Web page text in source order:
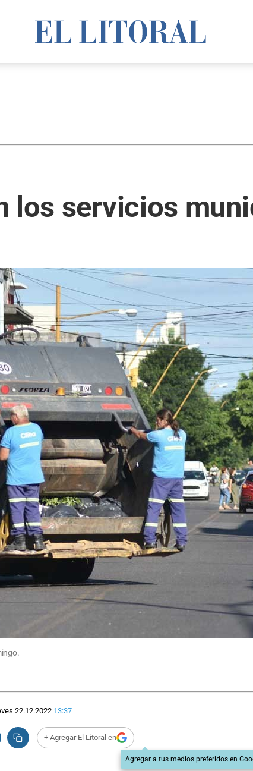
los servicios
22.12.2022 13:37
+ Agregar El Litoral en
Agregar a tus medios preferidos en